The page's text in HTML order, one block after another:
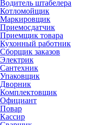
Водитель штабелера
Котломойщик
Маркировщик
Приемосдатчик
Приемщик товара
Кухонный работник
Сборщик заказов
Электрик
Сантехник
Упаковщик
Дворник
Комплектовщик
Официант
Повар
Кассир